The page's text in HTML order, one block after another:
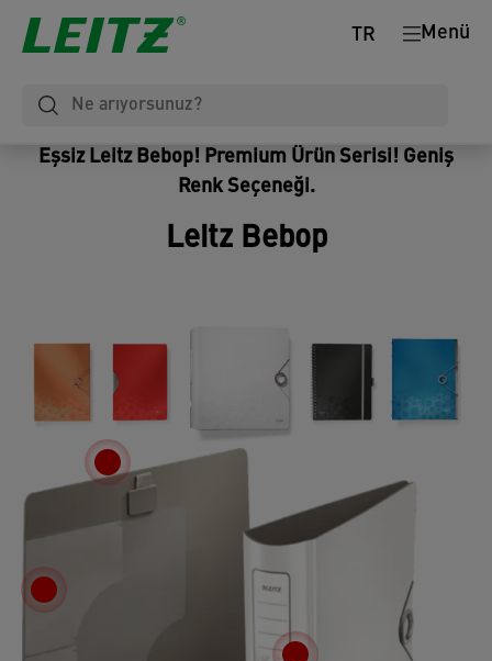
Menü
TR
Eşsiz Leitz Bebop! Premium Ürün Serisi! Geniş
Renk Seçeneği.
Leitz Bebop